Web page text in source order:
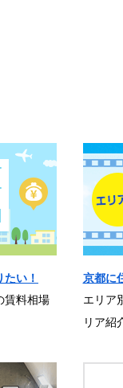
い！
賃料相場
京都に
エリア
リア紹